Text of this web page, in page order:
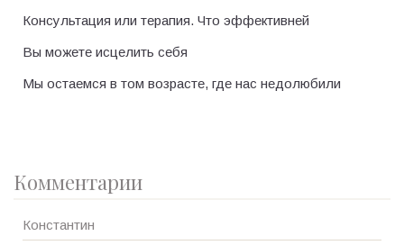
Консультация или терапия. Что эффективней
Вы можете исцелить себя
Мы остаемся в том возрасте, где нас недолюбили
Комментарии
Константин